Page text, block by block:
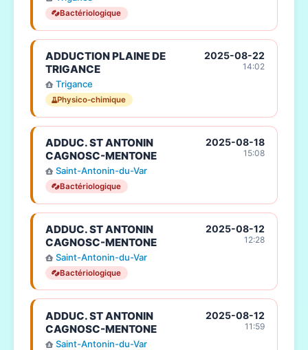
Bactériologique
ADDUCTION PLAINE DE
TRIGANCE
Trigance
Physico-chimique
2025-08-22
14:02
ADDUC. ST ANTONIN
CAGNOSC-MENTONE
Saint-Antonin-du-Var
Bactériologique
2025-08-18
15:08
ADDUC. ST ANTONIN
CAGNOSC-MENTONE
Saint-Antonin-du-Var
Bactériologique
2025-08-12
12:28
ADDUC. ST ANTONIN
CAGNOSC-MENTONE
Saint-Antonin-du-Var
2025-08-12
11:59